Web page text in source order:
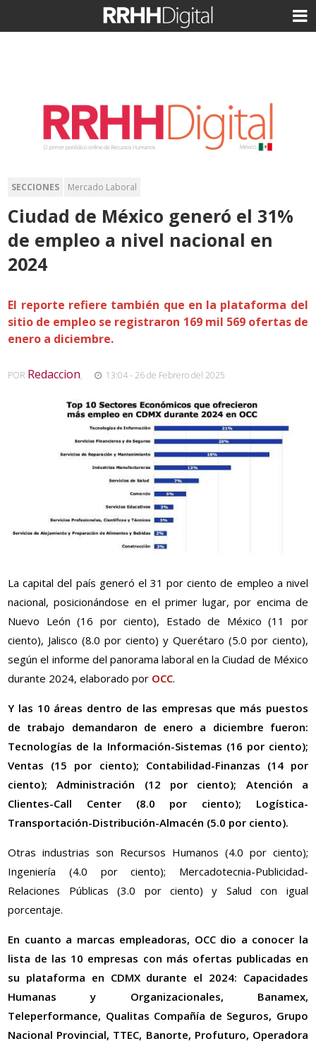
SECCIONES Mercado Laboral
Ciudad de México generó el 31%
de empleo a nivel nacional en
2024
El reporte refiere también que en la plataforma del
sitio de empleo se registraron 169 mil 569 ofertas de
enero a diciembre.
POR Redaccion, 13:04 - 26 de Febrero del 2025
La capital del país generó el 31 por ciento de empleo a nivel
nacional, posicionándose en el primer lugar, por encima de
Nuevo León (16 por ciento), Estado de México (11 por
ciento), Jalisco (8.0 por ciento) y Querétaro (5.0 por ciento),
según el informe del panorama laboral en la Ciudad de México
durante 2024, elaborado por OCC.
Y las 10 áreas dentro de las empresas que más puestos
de trabajo demandaron de enero a diciembre fueron:
Tecnologías de la Información-Sistemas (16 por ciento);
Ventas (15 por ciento); Contabilidad-Finanzas (14 por
ciento); Administración (12 por ciento); Atención a
Clientes-Call Center (8.0 por ciento); Logística-
Transportación-Distribución-Almacén (5.0 por ciento).
Otras industrias son Recursos Humanos (4.0 por ciento);
Ingeniería (4.0 por ciento); Mercadotecnia-Publicidad-
Relaciones Públicas (3.0 por ciento) y Salud con igual
porcentaje.
En cuanto a marcas empleadoras, OCC dio a conocer la
lista de las 10 empresas con más ofertas publicadas en
su plataforma en CDMX durante el 2024: Capacidades
Humanas y Organizacionales, Banamex,
Teleperformance, Qualitas Compañía de Seguros, Grupo
Nacional Provincial, TTEC, Banorte, Profuturo, Operadora